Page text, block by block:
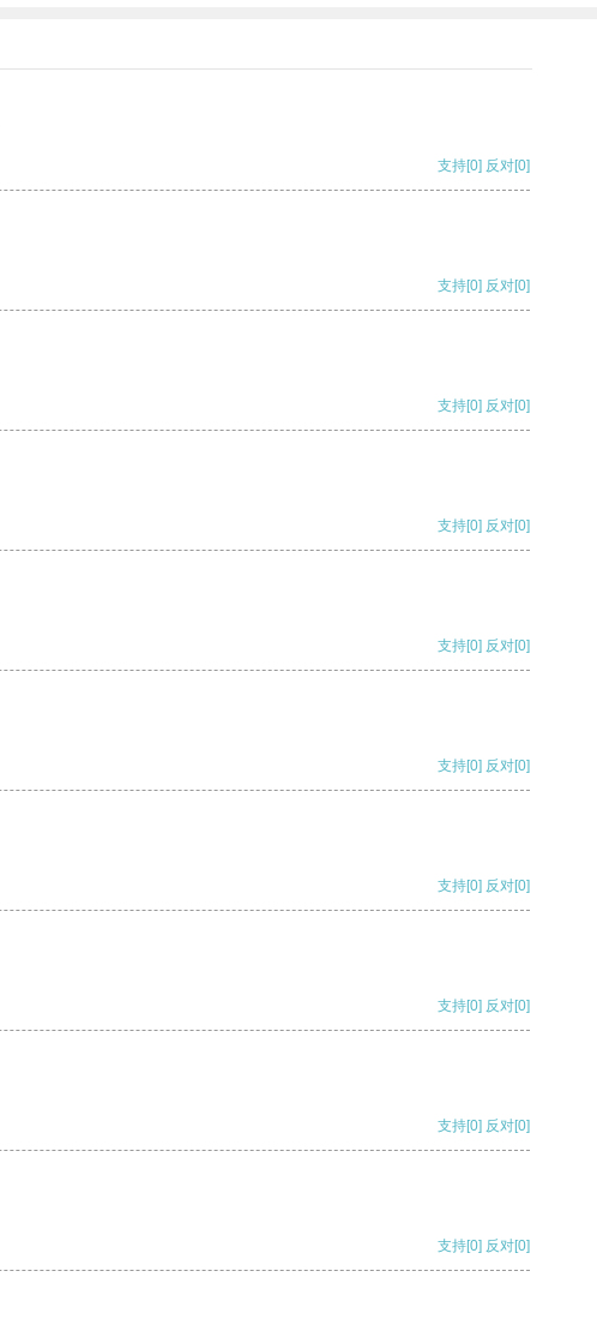
支持[0] 反对[0]
支持[0] 反对[0]
支持[0] 反对[0]
支持[0] 反对[0]
支持[0] 反对[0]
支持[0] 反对[0]
支持[0] 反对[0]
支持[0] 反对[0]
支持[0] 反对[0]
支持[0] 反对[0]